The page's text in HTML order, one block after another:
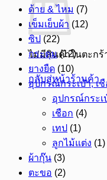
ไม่มีสินค้าในตะกร้
กลับสู่หน้าร้านค้า
ด้าย & ไหม (7)
เข็มเย็บผ้า (12)
ซิป (22)
กระดุม (12)
ยางยืด (10)
อุปกรณ์กระเป๋า, เ
อุปกรณ์กระเ
เชือก (4)
เทป (1)
ลูกไม้แต่ง (1)
ผ้ากุ๊น (3)
ตะขอ (2)